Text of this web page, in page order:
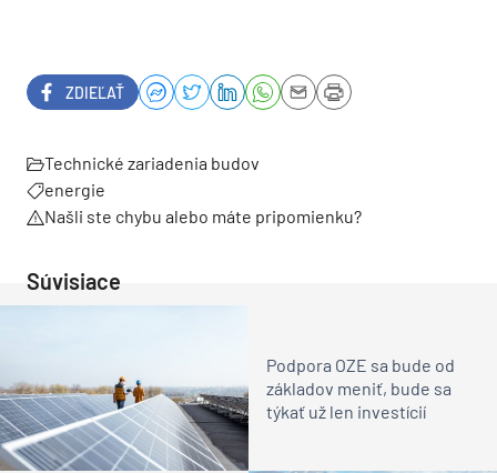
ZDIEĽAŤ
Technické zariadenia budov
energie
Našli ste chybu alebo máte pripomienku?
Súvisiace
Podpora OZE sa bude od
základov meniť, bude sa
týkať už len investícií